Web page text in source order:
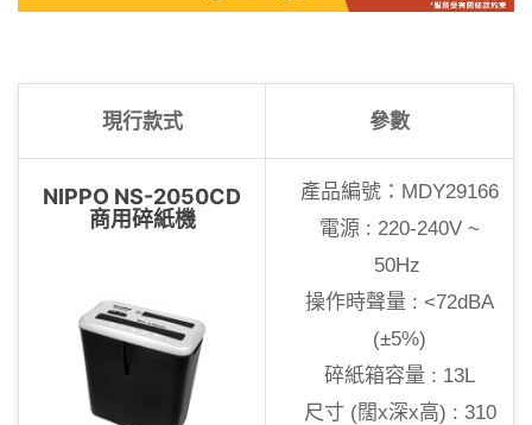
現行款式 參數
NIPPO NS-2050CD
商用碎紙機
產品編號：MDY29166
電源 : 220-240V ~
50Hz
操作時聲量 : <72dBA
(±5%)
碎紙箱容量 : 13L
尺寸 (闊x深x高) : 310